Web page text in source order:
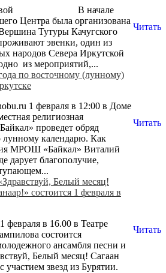
В начале
Центра была организована
Тутуры Качугского
эвенки, один из
народов Севера Иркутской
из мероприятий,...
Читать
по восточному (лунному)
1 февраля в 12:00 в Доме
религиозная
проведет обряд
лунному календарю. Как
МРОШ «Байкал» Виталий
дарует благополучие,
Читать
Белый месяц!
состоится 1 февраля в
в 16.00 в Театре
состоится
ансамбля песни и
Белый месяц! Сагаан
участием звезд из Бурятии.
Читать